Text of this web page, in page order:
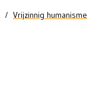
Vrijzinnig humanisme